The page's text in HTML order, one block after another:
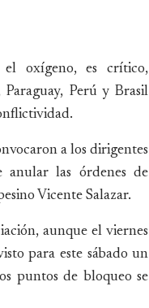
el oxígeno, es crítico,
Perú y Brasil
a los dirigentes
anular las órdenes de
Vicente Salazar.
aunque el viernes
para este sábado un
puntos de bloqueo se